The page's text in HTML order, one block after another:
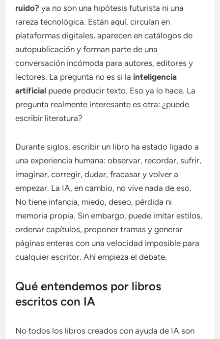
ruido? ya no son una hipótesis futurista ni una
rareza tecnológica. Están aquí, circulan en
plataformas digitales, aparecen en catálogos de
autopublicación y forman parte de una
conversación incómoda para autores, editores y
lectores. La pregunta no es si la inteligencia
artificial puede producir texto. Eso ya lo hace. La
pregunta realmente interesante es otra: ¿puede
escribir literatura?
Durante siglos, escribir un libro ha estado ligado a
una experiencia humana: observar, recordar, sufrir,
imaginar, corregir, dudar, fracasar y volver a
empezar. La IA, en cambio, no vive nada de eso.
No tiene infancia, miedo, deseo, pérdida ni
memoria propia. Sin embargo, puede imitar estilos,
ordenar capítulos, proponer tramas y generar
páginas enteras con una velocidad imposible para
cualquier escritor. Ahí empieza el debate.
Qué entendemos por libros
escritos con IA
No todos los libros creados con ayuda de IA son